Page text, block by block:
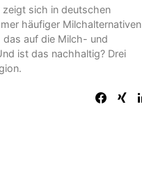
zeigt sich in deutschen
häufiger Milchalternativen
auf die Milch- und
ist das nachhaltig? Drei